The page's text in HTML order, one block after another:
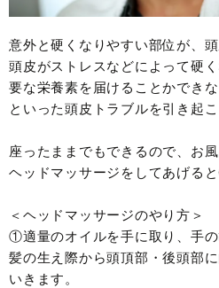
意外と硬くなりやすい部位が、頭
頭皮がストレスなどによって硬
要な栄養素を届けることかでき
といった頭皮トラブルを引き起こ
座ったままでもできるので、お
ヘッドマッサージをしてあげる
＜ヘッドマッサージのやり方＞
①適量のオイルを手に取り、手の
髪の生え際から頭頂部・後頭部
いきます。